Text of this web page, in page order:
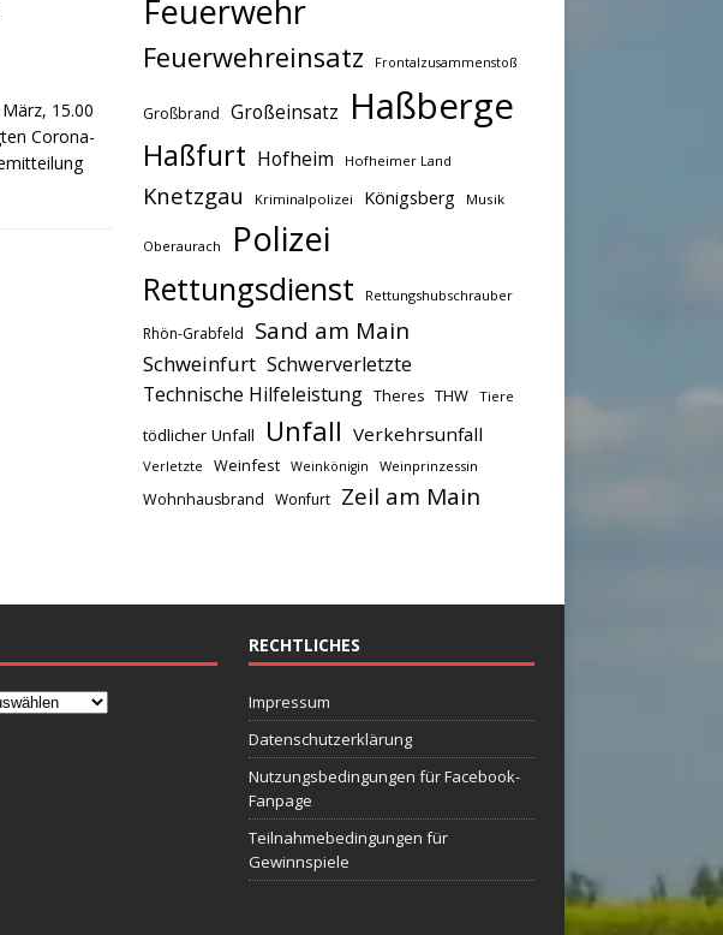
15.00
Corona-
Feuerwehr
Feuerwehreinsatz Frontalzusammenstoß
Großbrand Großeinsatz Haßberge
Haßfurt Hofheim Hofheimer Land
Knetzgau Kriminalpolizei Königsberg Musik
Oberaurach Polizei
Rettungsdienst Rettungshubschrauber
Rhön-Grabfeld Sand am Main
Schweinfurt Schwerverletzte
Technische Hilfeleistung Theres THW Tiere
tödlicher Unfall Unfall Verkehrsunfall
Verletzte Weinfest Weinkönigin Weinprinzessin
Wohnhausbrand Wonfurt Zeil am Main
RECHTLICHES
Impressum
Datenschutzerklärung
Nutzungsbedingungen für Facebook-
Fanpage
Teilnahmebedingungen für
Gewinnspiele